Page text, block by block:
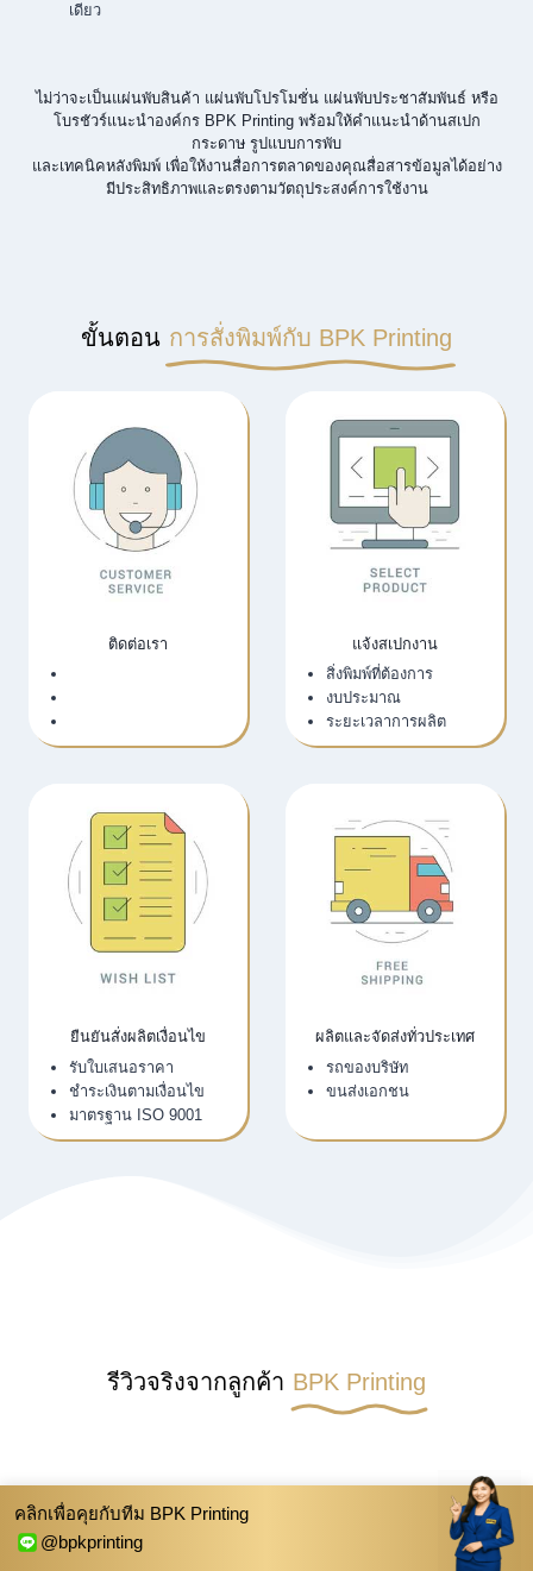
เดียว
ไม่ว่าจะเป็นแผ่นพับสินค้า แผ่นพับโปรโมชั่น แผ่นพับประชาสัมพันธ์ หรือ
โบรชัวร์แนะนำองค์กร BPK Printing พร้อมให้คำแนะนำด้านสเปก
กระดาษ รูปแบบการพับ
และเทคนิคหลังพิมพ์ เพื่อให้งานสื่อการตลาดของคุณสื่อสารข้อมูลได้อย่าง
มีประสิทธิภาพและตรงตามวัตถุประสงค์การใช้งาน
ขั้นตอน การสั่งพิมพ์กับ BPK Printing
ติดต่อเรา
แจ้งสเปกงาน
สิ่งพิมพ์ที่ต้องการ
งบประมาณ
ระยะเวลาการผลิต
ยืนยันสั่งผลิตเงื่อนไข
รับใบเสนอราคา
ชำระเงินตามเงื่อนไข
มาตรฐาน ISO 9001
ผลิตและจัดส่งทั่วประเทศ
รถของบริษัท
ขนส่งเอกชน
รีวิวจริงจากลูกค้า BPK Printing
คลิกเพื่อคุยกับทีม BPK Printing
@bpkprinting